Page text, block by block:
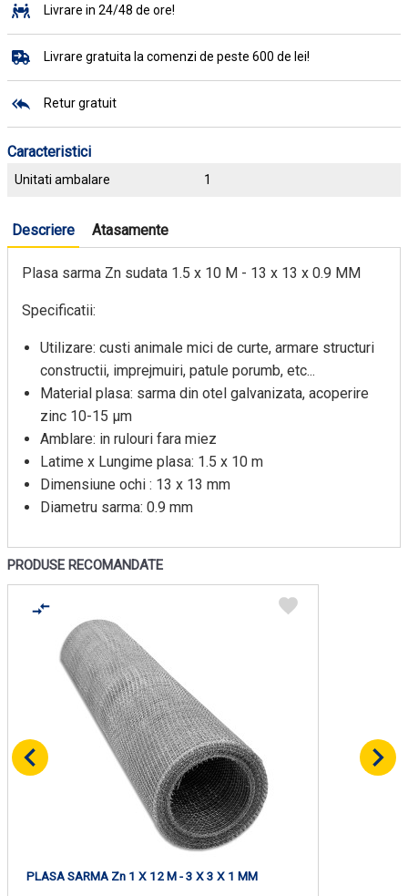
Livrare in 24/48 de ore!
Livrare gratuita la comenzi de peste 600 de lei!
Retur gratuit
Caracteristici
Unitati ambalare 1
Descriere Atasamente
Plasa sarma Zn sudata 1.5 x 10 M - 13 x 13 x 0.9 MM
Specificatii:
Utilizare: custi animale mici de curte, armare structuri
constructii, imprejmuiri, patule porumb, etc...
Material plasa: sarma din otel galvanizata, acoperire
zinc 10-15 μm
Amblare: in rulouri fara miez
Latime x Lungime plasa: 1.5 x 10 m
Dimensiune ochi : 13 x 13 mm
Diametru sarma: 0.9 mm
PRODUSE RECOMANDATE
PLASA SARMA Zn 1 X 12 M - 3 X 3 X 1 MM